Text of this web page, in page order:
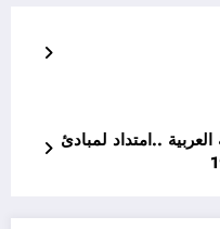
..امتداد لمبادئ